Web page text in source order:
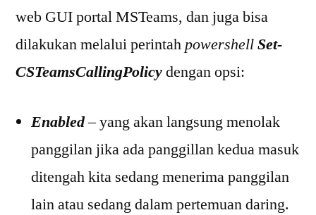
web GUI portal MSTeams, dan juga bisa
dilakukan melalui perintahpowershellSet-
CSTeamsCallingPolicydengan opsi:
Enabled– yang akan langsung menolak
panggilan jika ada panggillan kedua masuk
ditengah kita sedang menerima panggilan
lain atau sedang dalam pertemuan daring.